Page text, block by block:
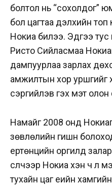
болтол нь “сохолдог”
бол цагтаа дэлхийн
Нокиа билээ. Эдүгээ
Ристо Сийласмаа
дампуурлаа зарлах
амжилтын хор уршгийг
сэргийлэв гэх мэт
Намайг 2008 онд
зөвлөлийн гишүүн
ертөнцийн оргилд
сүүлчээр Нокиа хэн ч үл
тухайн цаг үеийн хамгийн